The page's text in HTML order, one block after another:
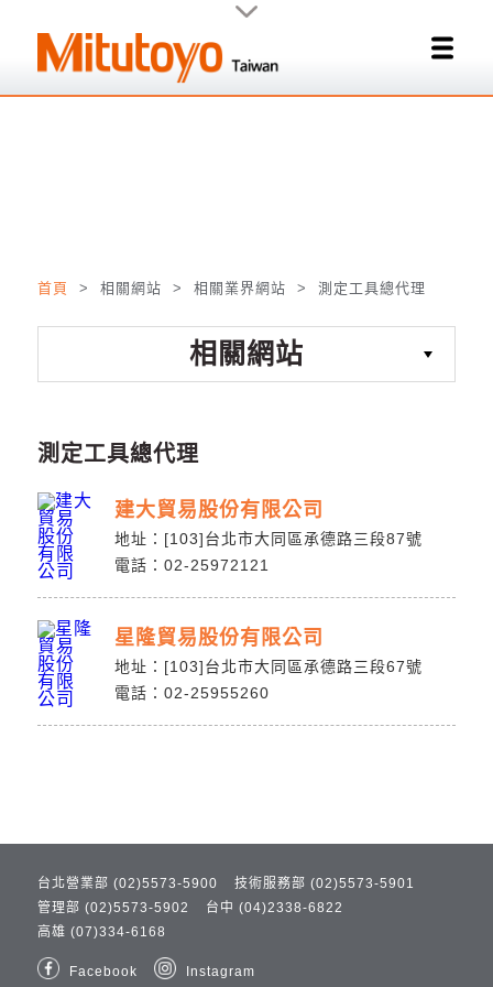
首頁 > 相關網站 > 相關業界網站 > 測定工具總代理
相關網站
測定工具總代理
建大貿易股份有限公司
地址：[103]台北市大同區承德路三段87號
電話：02-25972121
星隆貿易股份有限公司
地址：[103]台北市大同區承德路三段67號
電話：02-25955260
台北營業部 (02)5573-5900
技術服務部 (02)5573-5901
管理部 (02)5573-5902
台中 (04)2338-6822
高雄 (07)334-6168
Facebook Instagram